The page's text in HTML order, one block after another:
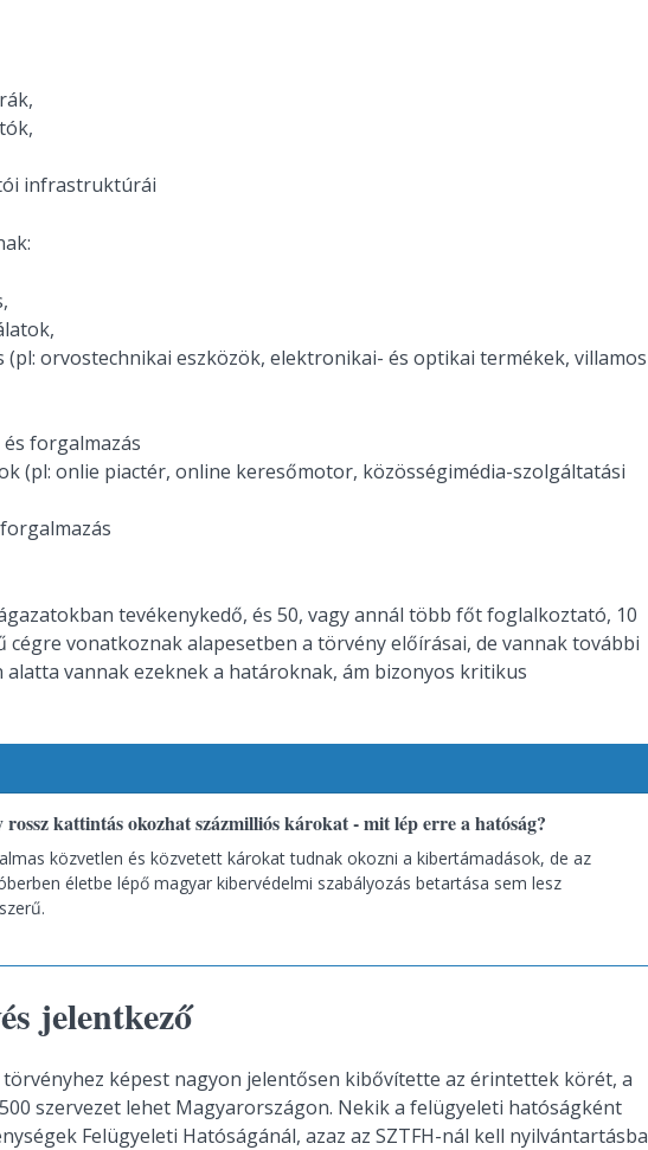
infrastruktúrái
orvostechnikai eszközök, elektronikai- és optikai termékek, villamos
forgalmazás
(pl: onlie piactér, online keresőmotor, közösségimédia-szolgáltatási
tevékenykedő, és 50, vagy annál több főt foglalkoztató, 10
vonatkoznak alapesetben a törvény előírásai, de vannak további
alatta vannak ezeknek a határoknak, ám bizonyos kritikus
rossz kattintás okozhat százmilliós károkat - mit lép erre a hatóság?
közvetlen és közvetett károkat tudnak okozni a kibertámadások, de az
életbe lépő magyar kibervédelmi szabályozás betartása sem lesz
jelentkező
képest nagyon jelentősen kibővítette az érintettek körét, a
szervezet lehet Magyarországon. Nekik a felügyeleti hatóságként
Felügyeleti Hatóságánál, azaz az SZTFH-nál kell nyilvántartásba